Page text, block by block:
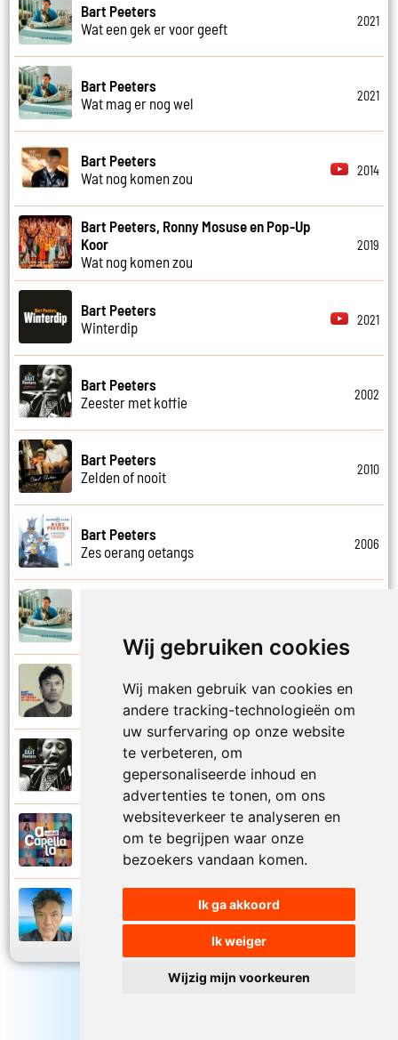
Wij gebruiken cookies
Wij maken gebruik van cookies en
andere tracking-technologieën om
uw surfervaring op onze website
te verbeteren, om
gepersonaliseerde inhoud en
advertenties te tonen, om ons
websiteverkeer te analyseren en
om te begrijpen waar onze
bezoekers vandaan komen.
Ik ga akkoord
Ik weiger
Wijzig mijn voorkeuren
Bart Peeters
Wat een gek er voor geeft
2021
Bart Peeters
Wat mag er nog wel
2021
Bart Peeters
Wat nog komen zou
2014
Bart Peeters, Ronny Mosuse en Pop-Up
Koor
Wat nog komen zou
2019
Bart Peeters
Winterdip
2021
Bart Peeters
Zeester met koffie
2002
Bart Peeters
Zelden of nooit
2010
Bart Peeters
Zes oerang oetangs
2006
Bart Peeters
Zo van die zomerdagen
Bart Peeters
Zonder woorden
Bart Peeters en Impact Vocals
Zwemmen in de zee
Zwemmen in de zee
2024